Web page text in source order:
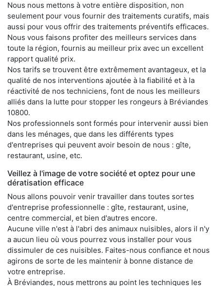
Nous nous mettons à votre entière disposition, non
seulement pour vous fournir des traitements curatifs, mais
aussi pour vous offrir des traitements préventifs efficaces.
Nous vous faisons profiter des meilleurs services dans
toute la région, fournis au meilleur prix avec un excellent
rapport qualité prix.
Nos tarifs se trouvent être extrêmement avantageux, et la
qualité de nos interventions ajoutée à la fiabilité et à la
réactivité de nos techniciens, font de nous les meilleurs
alliés dans la lutte pour stopper les rongeurs à Bréviandes
10800.
Nos professionnels sont formés pour intervenir aussi bien
dans les ménages, que dans les différents types
d'entreprises qui peuvent avoir besoin de nous : gîte,
restaurant, usine, etc.
Veillez à l'image de votre société et optez pour une
dératisation efficace
Nous allons pouvoir venir travailler dans toutes sortes
d'entreprise professionnelle : gîte, restaurant, usine,
centre commercial, et bien d'autres encore.
Aucune ville n'est à l'abri des animaux nuisibles, alors il n'y
a aucun lieu où vous pourrez vous installer pour vous
dissimuler de ces nuisibles. Faites-nous confiance et nous
agirons de sorte de les maintenir à bonne distance de
votre entreprise.
À Bréviandes, nous mettrons au point les techniques les